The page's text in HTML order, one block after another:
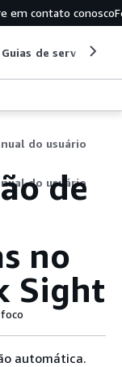
em contato conosco
Guias de serviço
do usuário
do usuário
de
no
Sight
automática.